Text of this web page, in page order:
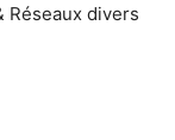
Réseaux divers